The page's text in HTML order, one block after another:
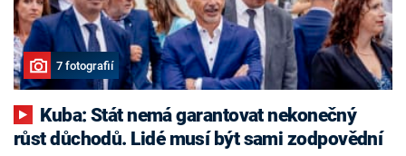
7 fotografií
růst důchodů. Lidé musí být sami zodpovědní